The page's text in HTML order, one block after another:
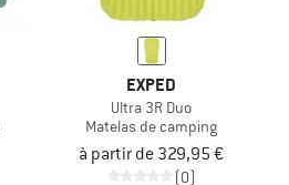
EXPED
Ultra 3R Duo
Matelas de camping
à partir de 329,95 €
(0)